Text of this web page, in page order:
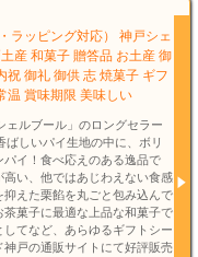
ラッピング対応） 神戸シェ
産 和菓子 贈答品 お土産 御
祝 御礼 御供 志 焼菓子 ギフ
温 賞味期限 美味しい
ェルブール」のロングセラー
ばしいパイ生地の中に、ボリ
パイ！食べ応えのある逸品で
い、他ではあじわえない食感
えた栗餡を丸ごと包み込んで
菓子に最適な上品な和菓子で
てなど、あらゆるギフトシー
戸の通販サイトにて好評販売